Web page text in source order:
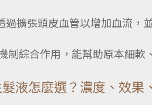
過擴張頭皮血管以增加血流，
制綜合作用，能幫助原本細
液怎麼選？濃度、效果